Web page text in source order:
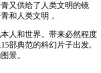
又供给了人类文明的镜
和人类文明，
人和世界。带来必然程度
部典范的科幻片子出发,
景。